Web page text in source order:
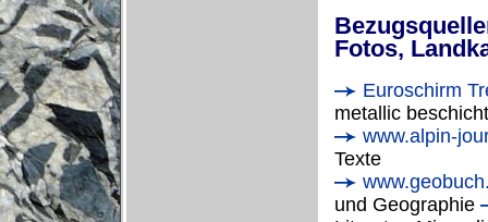
Fotos,
Euroschirm
metallic
www.alpin-
Texte
und Geographie